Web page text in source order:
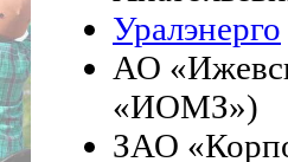
Уралэнерго
АО
«ИОМЗ»)
ЗАО